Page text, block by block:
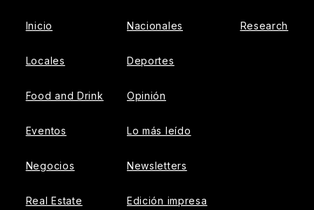
Inicio
Locales
Food and Drink
Eventos
Negocios
Real Estate
Nacionales
Deportes
Opinión
Lo más leído
Newsletters
Edición impresa
Research